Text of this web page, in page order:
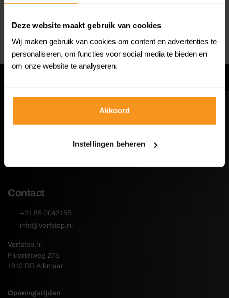
Deze website maakt gebruik van cookies
Wij maken gebruik van cookies om content en advertenties te
personaliseren, om functies voor social media te bieden en
om onze website te analyseren.
Akkoord
Instellingen beheren
Categorieën
Klantenservice
Contact
+31 85 0043155
info@verfstop.nl
Verfstop.nl
Fluorietweg 27a
1812 RR Alkmaar
Openingstijden